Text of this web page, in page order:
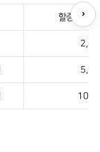
›
할증시간·